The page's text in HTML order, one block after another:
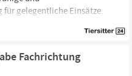
gelegentliche Einsätze.
Ganz- Betreuung da ich für
Ukaleh in guten Händen
Zeit mit ihm verbringt.
Fachrichtung